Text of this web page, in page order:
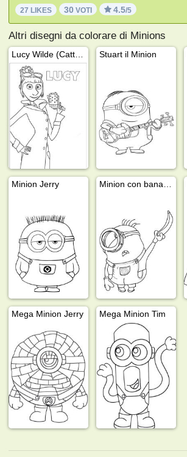
27 LIKES 30 VOTI 4.5/5
Altri disegni da colorare di Minions
Stuart il Minion
Minion Jerry
Mega Minion Jerry Mega Minion Tim